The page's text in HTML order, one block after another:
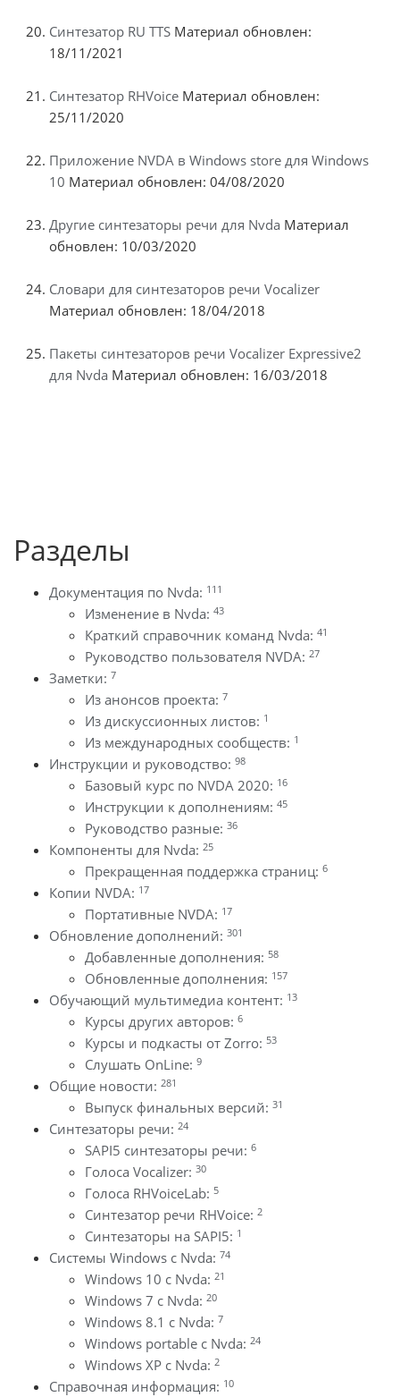
Синтезатор RU TTS Материал обновлен:
18/11/2021
Синтезатор RHVoice Материал обновлен:
25/11/2020
Приложение NVDA в Windows store для Windows
10 Материал обновлен: 04/08/2020
Другие синтезаторы речи для Nvda Материал
обновлен: 10/03/2020
Словари для синтезаторов речи Vocalizer
Материал обновлен: 18/04/2018
Пакеты синтезаторов речи Vocalizer Expressive2
для Nvda Материал обновлен: 16/03/2018
Разделы
Документация по Nvda: 111
Изменение в Nvda: 43
Краткий справочник команд Nvda: 41
Руководство пользователя NVDA: 27
Заметки: 7
Из анонсов проекта: 7
Из дискуссионных листов: 1
Из международных сообществ: 1
Инструкции и руководство: 98
Базовый курс по NVDA 2020: 16
Инструкции к дополнениям: 45
Руководство разные: 36
Компоненты для Nvda: 25
Прекращенная поддержка страниц: 6
Копии NVDA: 17
Портативные NVDA: 17
Обновление дополнений: 301
Добавленные дополнения: 58
Обновленные дополнения: 157
Обучающий мультимедиа контент: 13
Курсы других авторов: 6
Курсы и подкасты от Zorro: 53
Слушать OnLine: 9
Общие новости: 281
Выпуск финальных версий: 31
Синтезаторы речи: 24
SAPI5 синтезаторы речи: 6
Голоса Vocalizer: 30
Голоса RHVoiceLab: 5
Синтезатор речи RHVoice: 2
Синтезаторы на SAPI5: 1
Системы Windows с Nvda: 74
Windows 10 с Nvda: 21
Windows 7 с Nvda: 20
Windows 8.1 с Nvda: 7
Windows portable с Nvda: 24
Windows XP с Nvda: 2
Справочная информация: 10